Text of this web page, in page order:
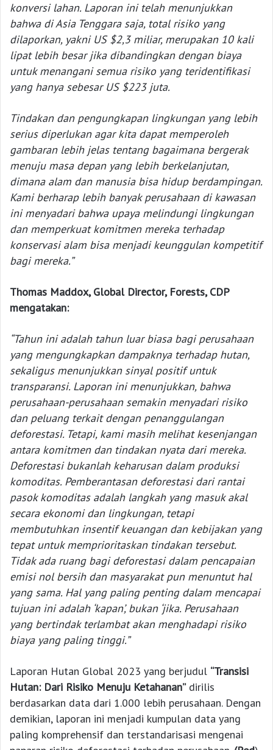
konversi lahan. Laporan ini telah menunjukkan
bahwa di Asia Tenggara saja, total risiko yang
dilaporkan, yakni US $2,3 miliar, merupakan 10 kali
lipat lebih besar jika dibandingkan dengan biaya
untuk menangani semua risiko yang teridentifikasi
yang hanya sebesar US $223 juta.
Tindakan dan pengungkapan lingkungan yang lebih
serius diperlukan agar kita dapat memperoleh
gambaran lebih jelas tentang bagaimana bergerak
menuju masa depan yang lebih berkelanjutan,
dimana alam dan manusia bisa hidup berdampingan.
Kami berharap lebih banyak perusahaan di kawasan
ini menyadari bahwa upaya melindungi lingkungan
dan memperkuat komitmen mereka terhadap
konservasi alam bisa menjadi keunggulan kompetitif
bagi mereka.”
Thomas Maddox, Global Director, Forests, CDP
mengatakan:
“Tahun ini adalah tahun luar biasa bagi perusahaan
yang mengungkapkan dampaknya terhadap hutan,
sekaligus menunjukkan sinyal positif untuk
transparansi. Laporan ini menunjukkan, bahwa
perusahaan-perusahaan semakin menyadari risiko
dan peluang terkait dengan penanggulangan
deforestasi. Tetapi, kami masih melihat kesenjangan
antara komitmen dan tindakan nyata dari mereka.
Deforestasi bukanlah keharusan dalam produksi
komoditas. Pemberantasan deforestasi dari rantai
pasok komoditas adalah langkah yang masuk akal
secara ekonomi dan lingkungan, tetapi
membutuhkan insentif keuangan dan kebijakan yang
tepat untuk memprioritaskan tindakan tersebut.
Tidak ada ruang bagi deforestasi dalam pencapaian
emisi nol bersih dan masyarakat pun menuntut hal
yang sama. Hal yang paling penting dalam mencapai
tujuan ini adalah ‘kapan’, bukan ‘jika. Perusahaan
yang bertindak terlambat akan menghadapi risiko
biaya yang paling tinggi.”
Laporan Hutan Global 2023 yang berjudul “Transisi
Hutan: Dari Risiko Menuju Ketahanan”dirilis
berdasarkan data dari 1.000 lebih perusahaan. Dengan
demikian, laporan ini menjadi kumpulan data yang
paling komprehensif dan terstandarisasi mengenai